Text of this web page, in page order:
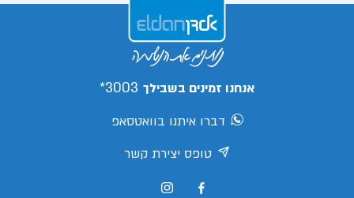
אנחנו זמינים בשבילך 3003*
דברו איתנו בוואטסאפ
טופס יצירת קשר